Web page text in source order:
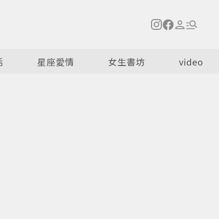
星座愛情 女生書坊 video